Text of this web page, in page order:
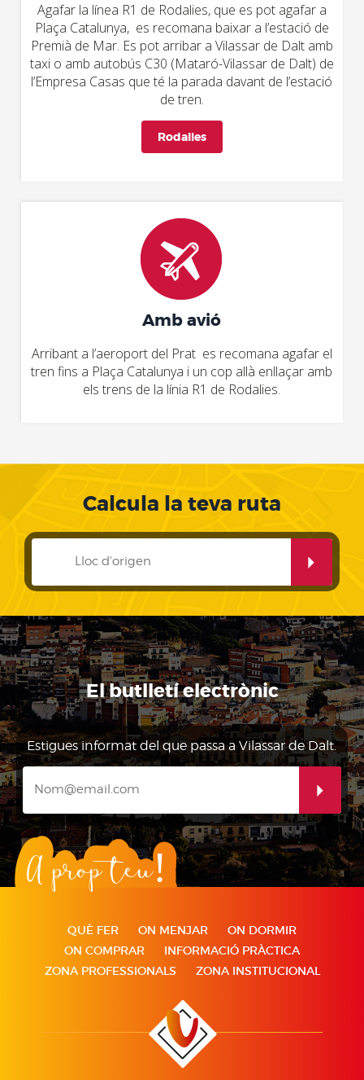
Agafar la línea R1 de Rodalies, que es pot agafar a
Plaça Catalunya, es recomana baixar a l’estació de
Premià de Mar. Es pot arribar a Vilassar de Dalt amb
taxi o amb autobús C30 (Mataró-Vilassar de Dalt) de
l’Empresa Casas que té la parada davant de l’estació
de tren.
Rodalies
Amb avió
Arribant a l’aeroport del Prat es recomana agafar el
tren fins a Plaça Catalunya i un cop allà enllaçar amb
els trens de la línia R1 de Rodalies.
Calcula la teva ruta
El butlletí electrònic
Estigues informat del que passa a Vilassar de Dalt.
A prop teu!
QUÈ FER ON MENJAR
ON DORMIR
ON COMPRAR
INFORMACIÓ PRÀCTICA
ZONA PROFESSIONALS
ZONA INSTITUCIONAL